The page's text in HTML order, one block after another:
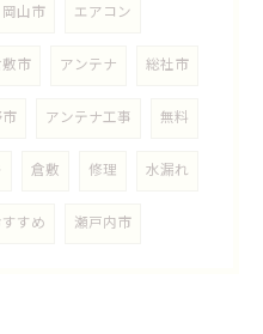
岡山市 エアコン
市 アンテナ 総社市
アンテナ工事 無料
倉敷 修理 水漏れ
すめ 瀬戸内市